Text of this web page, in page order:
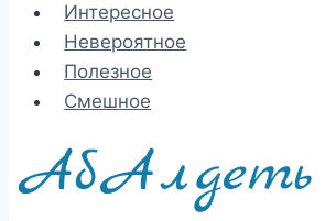
Интересное
Невероятное
Полезное
Смешное